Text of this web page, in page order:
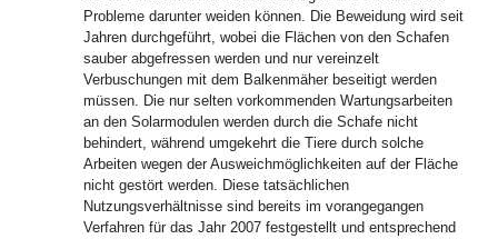
Probleme darunter weiden können. Die Beweidung wird seit
Jahren durchgeführt, wobei die Flächen von den Schafen
sauber abgefressen werden und nur vereinzelt
Verbuschungen mit dem Balkenmäher beseitigt werden
müssen. Die nur selten vorkommenden Wartungsarbeiten
an den Solarmodulen werden durch die Schafe nicht
behindert, während umgekehrt die Tiere durch solche
Arbeiten wegen der Ausweichmöglichkeiten auf der Fläche
nicht gestört werden. Diese tatsächlichen
Nutzungsverhältnisse sind bereits im vorangegangen
Verfahren für das Jahr 2007 festgestellt und entsprechend